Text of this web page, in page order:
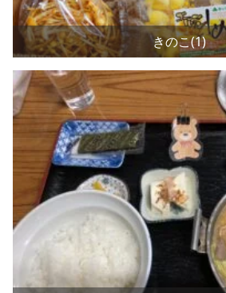
きのこ(1)